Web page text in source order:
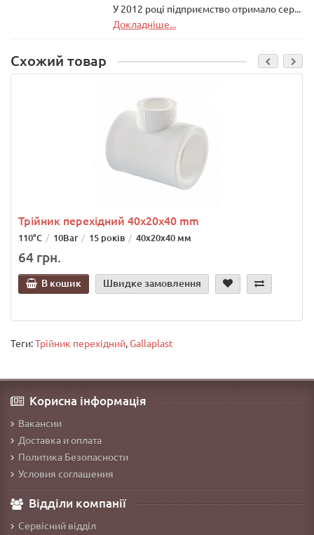
У 2012 році підприємство отримало сер...
Докладніше...
Схожий товар
Трійник перехідний 40х20х40 mm
110°С 10Bar 15 років 40х20х40 мм
64 грн.
В кошик Швидке замовлення
Теги:Трійник перехідний,Gallaplast
Корисна інформація
Вакансии
Доставка и оплата
Политика Безопасности
Условия соглашения
Відділи компанії
Сервісний відділ